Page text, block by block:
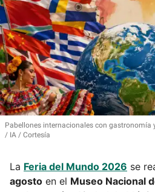
Pabellones internacionales con gastronomía
IA / Cortesía
La Feria del Mundo 2026 se
agosto en el Museo Nacional